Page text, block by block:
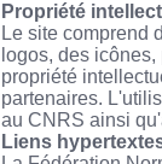
Propriété
Le site comprend
logos, des
propriété
partenaires.
au CNRS ainsi
Liens